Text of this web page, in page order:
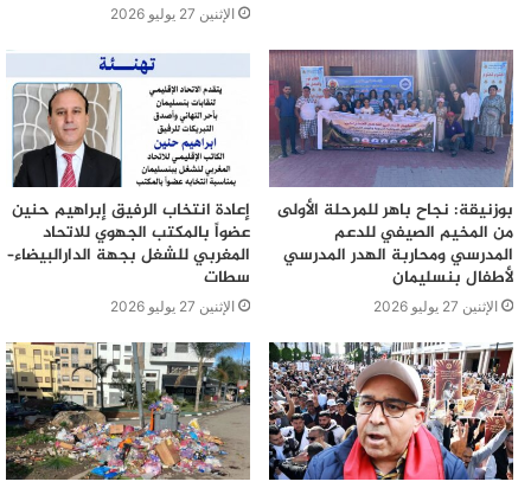
الإثنين 27 يوليو 2026
بوزنيقة: نجاح باهر للمرحلة الأولى
من المخيم الصيفي للدعم
المدرسي ومحاربة الهدر المدرسي
لأطفال بنسليمان
الإثنين 27 يوليو 2026
إعادة انتخاب الرفيق إبراهيم حنين
عضواً بالمكتب الجهوي للاتحاد
المغربي للشغل بجهة الدارالبيضاء–
سطات
الإثنين 27 يوليو 2026